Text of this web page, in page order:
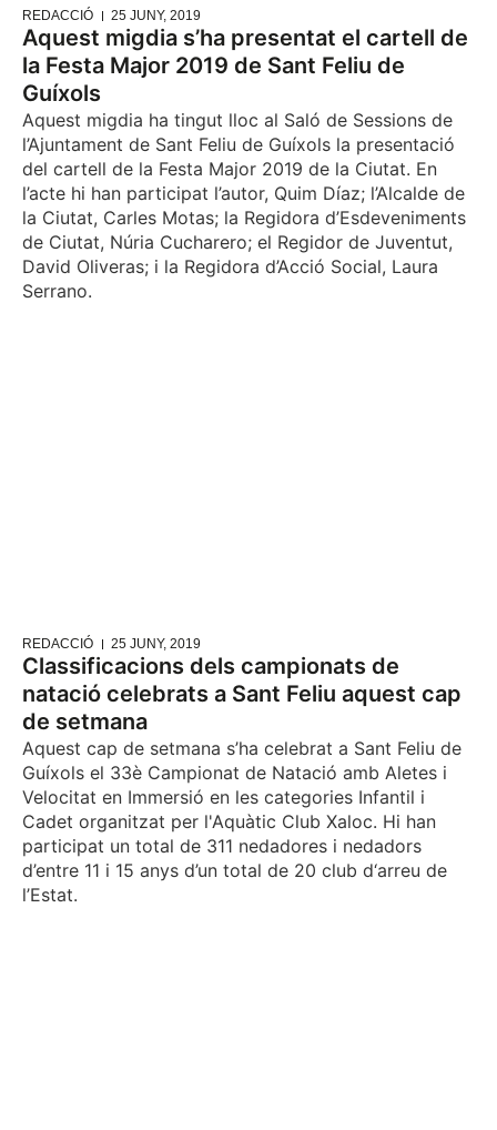
REDACCIÓ 25 JUNY, 2019
Aquest migdia s’ha presentat el cartell de
la Festa Major 2019 de Sant Feliu de
Guíxols
Aquest migdia ha tingut lloc al Saló de Sessions de
l’Ajuntament de Sant Feliu de Guíxols la presentació
del cartell de la Festa Major 2019 de la Ciutat. En
l’acte hi han participat l’autor, Quim Díaz; l’Alcalde de
la Ciutat, Carles Motas; la Regidora d’Esdeveniments
de Ciutat, Núria Cucharero; el Regidor de Juventut,
David Oliveras; i la Regidora d’Acció Social, Laura
Serrano.
REDACCIÓ 25 JUNY, 2019
Classificacions dels campionats de
natació celebrats a Sant Feliu aquest cap
de setmana
Aquest cap de setmana s’ha celebrat a Sant Feliu de
Guíxols el 33è Campionat de Natació amb Aletes i
Velocitat en Immersió en les categories Infantil i
Cadet organitzat per l'Aquàtic Club Xaloc. Hi han
participat un total de 311 nedadores i nedadors
d’entre 11 i 15 anys d’un total de 20 club d‘arreu de
l’Estat.